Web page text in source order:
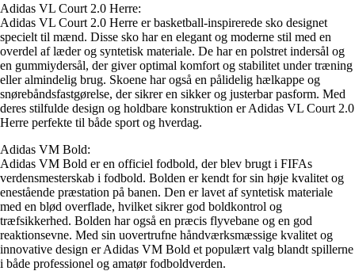
Adidas VL Court 2.0 Herre:
Adidas VL Court 2.0 Herre er basketball-inspirerede sko designet
specielt til mænd. Disse sko har en elegant og moderne stil med en
overdel af læder og syntetisk materiale. De har en polstret indersål og
en gummiydersål, der giver optimal komfort og stabilitet under træning
eller almindelig brug. Skoene har også en pålidelig hælkappe og
snørebåndsfastgørelse, der sikrer en sikker og justerbar pasform. Med
deres stilfulde design og holdbare konstruktion er Adidas VL Court 2.0
Herre perfekte til både sport og hverdag.
Adidas VM Bold:
Adidas VM Bold er en officiel fodbold, der blev brugt i FIFAs
verdensmesterskab i fodbold. Bolden er kendt for sin høje kvalitet og
enestående præstation på banen. Den er lavet af syntetisk materiale
med en blød overflade, hvilket sikrer god boldkontrol og
træfsikkerhed. Bolden har også en præcis flyvebane og en god
reaktionsevne. Med sin uovertrufne håndværksmæssige kvalitet og
innovative design er Adidas VM Bold et populært valg blandt spillerne
i både professionel og amatør fodboldverden.